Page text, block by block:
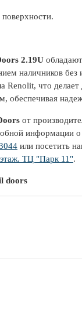
2.19U
наличников
Renolit, что
от
информации о
или посетить
этаж. ТЦ "Парк 11".
doors